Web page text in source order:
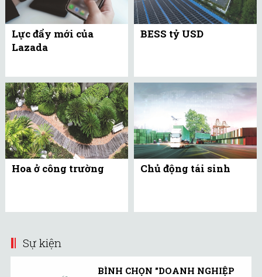
Lực đẩy mới của
Lazada
BESS tỷ USD
Hoa ở công trường Chủ động tái sinh
Sự kiện
BÌNH CHỌN "DOANH NGHIỆP